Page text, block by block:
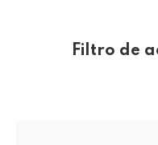
Filtro de